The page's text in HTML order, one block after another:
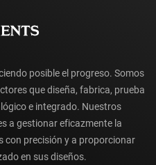
myTI
posible el progreso. Somos
que diseña, fabrica, prueba
e integrado. Nuestros
a gestionar eficazmente la
con precisión y a proporcionar
en sus diseños.